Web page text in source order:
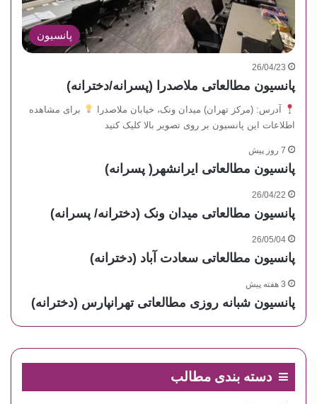
پانسیون
26/04/23
پانسیون مطالعاتی ملاصدرا (پسرانه/دخترانه)
آدرس: (مرکز تهران) میدان ونک، خیابان ملاصدرا
برای مشاهده
اطلاعات این پانسیون بر روی تصویر بالا کلیک کنید
7 روز پیش
پانسیون مطالعاتی ایرانشهر( پسرانه)
26/04/22
پانسیون مطالعاتی میدان ونک (دخترانه/ پسرانه)
26/05/04
پانسیون مطالعاتی سعادت آباد (دخترانه)
3 هفته پیش
پانسیون شبانه روزی مطالعاتی تهرانپارس (دخترانه)
دسته بندی مطالب